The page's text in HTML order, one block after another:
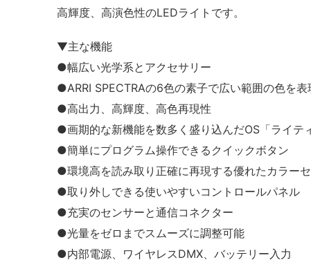
高輝度、高演色性のLEDライトです。
▼主な機能
●幅広い光学系とアクセサリー
●ARRI SPECTRAの6色の素子で広い範囲の色を表
●高出力、高輝度、高色再現性
●画期的な新機能を数多く盛り込んだOS「ライテ
●簡単にプログラム操作できるクイックボタン
●環境高を読み取り正確に再現する優れたカラー
●取り外しできる使いやすいコントロールパネル
●充実のセンサーと通信コネクター
●光量をゼロまでスムーズに調整可能
●内部電源、ワイヤレスDMX、バッテリー入力